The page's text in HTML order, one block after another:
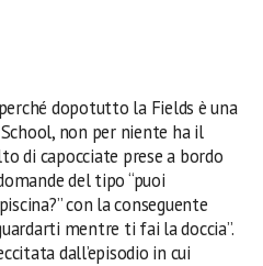
dopotutto la Fields è una
non per niente ha il
di capocciate prese a bordo
del tipo “puoi
con la conseguente
mentre ti fai la doccia”.
dall’episodio in cui